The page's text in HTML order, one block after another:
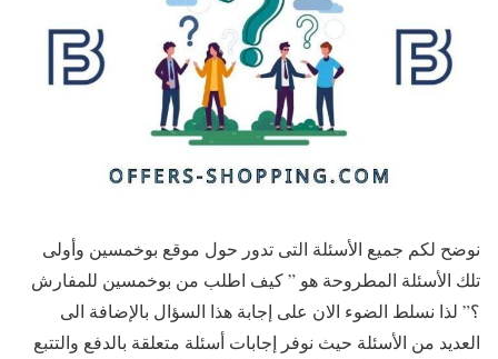
نوضح لكم جميع الأسئلة التى تدور حول موقع بوخمسين وأولى
تلك الأسئلة المطروحة هو ” كيف اطلب من بوخمسين للمفارش
؟” لذا نسلط الضوء الان على إجابة هذا السؤال بالإضافة الى
العديد من الأسئلة حيث نوفر إجابات أسئلة متعلقة بالدفع والتتبع